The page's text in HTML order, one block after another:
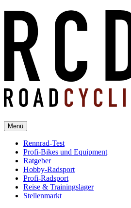
Menü
Rennrad-Test
Profi-Bikes und Equipment
Ratgeber
Hobby-Radsport
Profi-Radsport
Reise & Trainingslager
Stellenmarkt